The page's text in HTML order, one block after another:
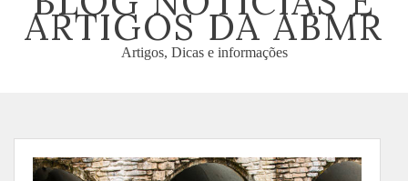
ARTIGOS DA ABMR
Artigos, Dicas e informações